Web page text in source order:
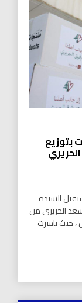
بتوزيع
السيدة
سعد الحريري من
، حيث باشرت